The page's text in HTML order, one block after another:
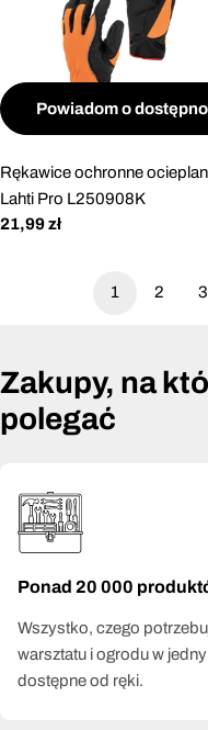
Powiadom o
Rękawice ochronne
Lahti Pro L250908K
Cena
21,99 zł
1 2 3
Zakupy, na
polegać
Ponad 20 000
Wszystko, czego
warsztatu i ogrodu w
dostępne od ręki.